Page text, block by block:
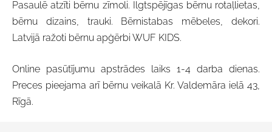
Pasaulē atzīti bērnu zīmoli. Ilgtspējīgas bērnu rotaļlietas,
bērnu dizains, trauki. Bērnistabas mēbeles, dekori.
Latvijā ražoti bērnu apģērbi WUF KIDS.
Online pasūtījumu apstrādes laiks 1-4 darba dienas.
Preces pieejama arī bērnu veikalā Kr. Valdemāra ielā 43,
Rīgā.